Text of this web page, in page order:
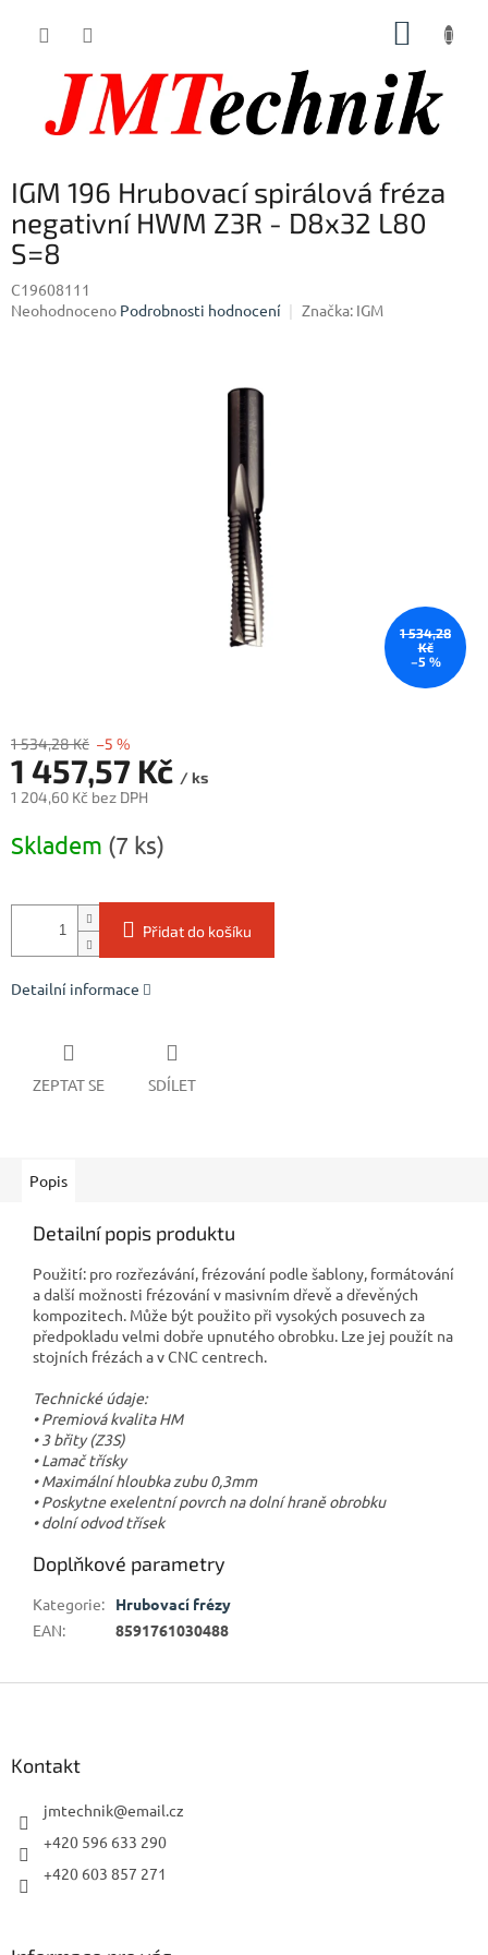
IGM 196 Hrubovací spirálová fréza
negativní HWM Z3R - D8x32 L80
S=8
C19608111
Průměrné
Neohodnoceno Podrobnosti hodnocení Značka: IGM
1 534,28
Kč
–5 %
1 534,28 Kč –5 %
1 457,57 Kč / ks
1 204,60 Kč bez DPH
cena:
Skladem (7 ks)
Přidat do košíku
Detailní informace
ZEPTAT SE SDÍLET
Popis
Detailní popis produktu
Použití: pro rozřezávání, frézování podle šablony, formátování
a další možnosti frézování v masivním dřevě a dřevěných
kompozitech. Může být použito při vysokých posuvech za
předpokladu velmi dobře upnutého obrobku. Lze jej použít na
stojních frézách a v CNC centrech.
Technické údaje:
• Premiová kvalita HM
• 3 břity (Z3S)
• Lamač třísky
• Maximální hloubka zubu 0,3mm
• Poskytne exelentní povrch na dolní hraně obrobku
• dolní odvod třísek
Doplňkové parametry
Kategorie:
Hrubovací frézy
EAN: 8591761030488
Kontakt
jmtechnik@email.cz
+420 596 633 290
+420 603 857 271